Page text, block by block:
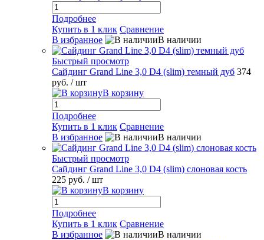
Подробнее
Купить в 1 клик Сравнение
В избранное
В наличии
Быстрый просмотр
Сайдинг Grand Line 3,0 D4 (slim) темный дуб 374
руб. / шт
В корзину
Подробнее
Купить в 1 клик Сравнение
В избранное
В наличии
Быстрый просмотр
Сайдинг Grand Line 3,0 D4 (slim) слоновая кость
225 руб. / шт
В корзину
Подробнее
Купить в 1 клик Сравнение
В избранное
В наличии